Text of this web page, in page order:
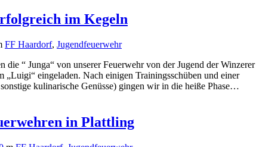
im Kegeln
FF Haardorf, Jugendfeuerwehr
die “ Junga“ von unserer Feuerwehr von der Jugend der Winzerer
„Luigi“ eingeladen. Nach einigen Trainingsschüben und einer
kulinarische Genüsse) gingen wir in die heiße Phase…
in Plattling